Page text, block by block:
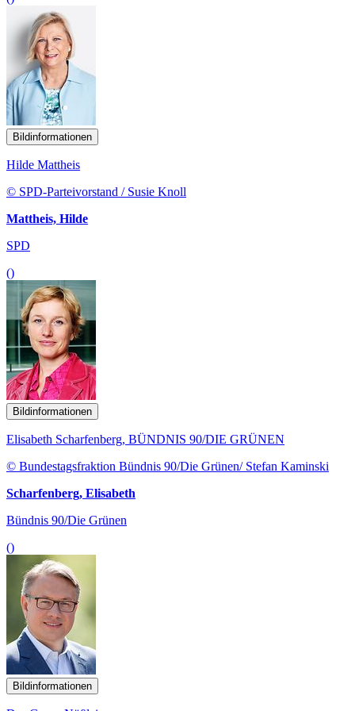
Bildinformationen
Hilde Mattheis
© SPD-Parteivorstand / Susie Knoll
Mattheis, Hilde
SPD
()
Bildinformationen
Elisabeth Scharfenberg, BÜNDNIS 90/DIE GRÜNEN
© Bundestagsfraktion Bündnis 90/Die Grünen/ Stefan Kaminski
Scharfenberg, Elisabeth
Bündnis 90/Die Grünen
()
Bildinformationen